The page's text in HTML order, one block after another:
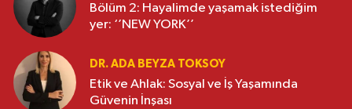
Bölüm 2: Hayalimde yaşamak istediğim
yer: ‘’NEW YORK’’
DR. ADA BEYZA TOKSOY
Etik ve Ahlak: Sosyal ve İş Yaşamında
Güvenin İnşası